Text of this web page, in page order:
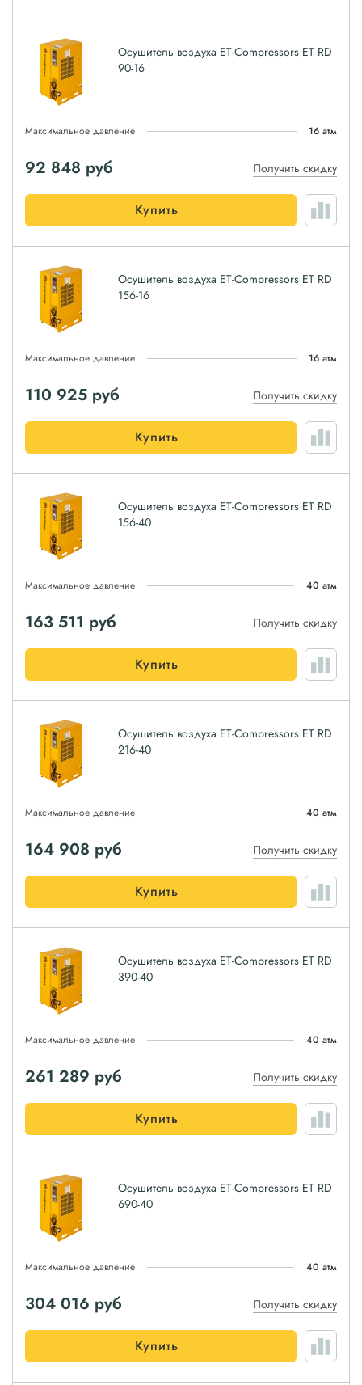
Осушитель воздуха ET-Compressors ET RD
90-16
Максимальное давление 16 атм
92 848 руб Получить скидку
Купить
Осушитель воздуха ET-Compressors ET RD
156-16
Максимальное давление 16 атм
110 925 руб Получить скидку
Купить
Осушитель воздуха ET-Compressors ET RD
156-40
Максимальное давление 40 атм
163 511 руб Получить скидку
Купить
Осушитель воздуха ET-Compressors ET RD
216-40
Максимальное давление 40 атм
164 908 руб Получить скидку
Купить
Осушитель воздуха ET-Compressors ET RD
390-40
Максимальное давление 40 атм
261 289 руб Получить скидку
Купить
Осушитель воздуха ET-Compressors ET RD
690-40
Максимальное давление 40 атм
304 016 руб Получить скидку
Купить